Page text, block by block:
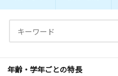
年齢・学年ごとの特長